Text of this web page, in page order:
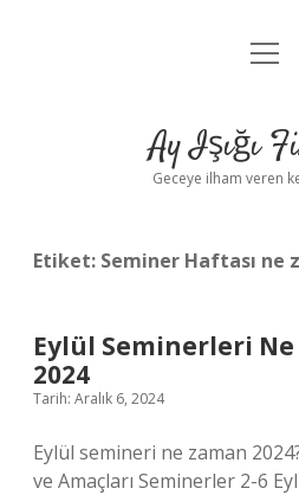
Anasayfa
Yasal
Ay Işığı
Geceye ilham veren
Etiket: Seminer Haftası ne
Eylül Seminerleri Ne
2024
Tarih: Aralık 6, 2024
Eylül semineri ne zaman
ve Amaçları Seminerler 2-6